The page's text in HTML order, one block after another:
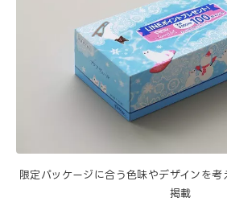
限定パッケージに合う色味やデザインを
掲載